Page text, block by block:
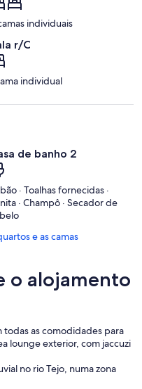
individuais
r/C
individual
de banho 2
· Toalhas fornecidas ·
· Champô · Secador de
e as camas
o alojamento
todas as comodidades para
lounge exterior, com jaccuzi
no rio Tejo, numa zona